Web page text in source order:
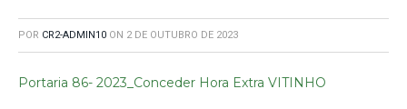
POR CR2-ADMIN10 ON 2 DE OUTUBRO DE 2023
Portaria 86- 2023_Conceder Hora Extra VITINHO